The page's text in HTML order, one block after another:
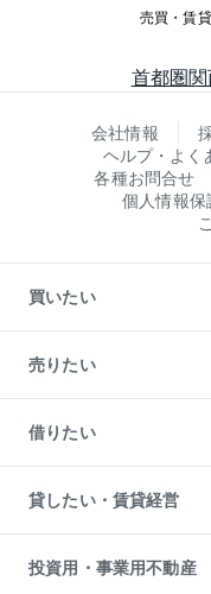
売買・賃
首都圏
会社情報
ヘルプ・よく
各種お問合せ
個人情報
買いたい
新築・分譲マンションの購入
中古マンションの購入
一戸建ての購入
中古一戸建ての購入
不動産購入の流れ
注目キーワード物件特集
購入ガイド
English 繁体中文簡体中文
売りたい
一戸建ての売却・査定
土地の売却・査定
スピードAI査定
不動産査定について
不動産売却の流れ
不動産買換えの流れ
売却ガイド
借りたい
オフィス・店舗の賃貸
借りるときの流れ
借りるガイド
貸したい・賃貸経営
マンション賃料データ
賃貸管理プラン
投資用・事業用不動産